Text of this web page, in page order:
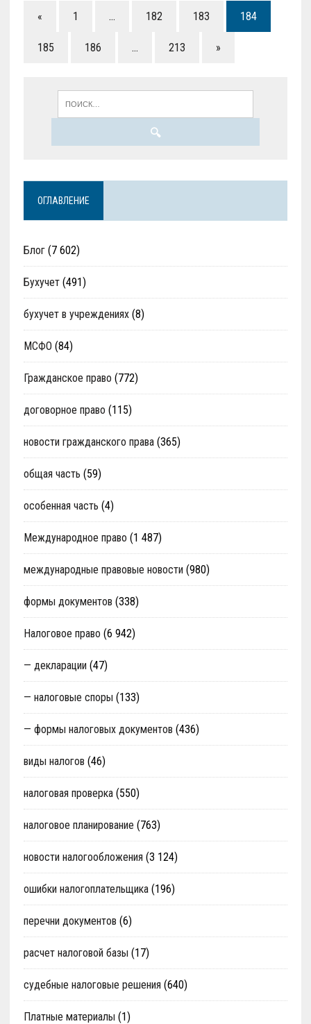
« 1 … 182 183 184
185 186 … 213 »
ОГЛАВЛЕНИЕ
Блог(7 602)
Бухучет(491)
бухучет в учреждениях(8)
МСФО (84)
Гражданское право (772)
договорное право (115)
новости гражданского права(365)
общая часть (59)
особенная часть (4)
Международное право (1 487)
международные правовые новости (980)
формы документов (338)
Налоговое право (6 942)
— декларации (47)
— налоговые споры (133)
— формы налоговых документов (436)
виды налогов (46)
налоговая проверка(550)
налоговое планирование (763)
новости налогообложения (3 124)
ошибки налогоплательщика(196)
перечни документов (6)
расчет налоговой базы (17)
судебные налоговые решения (640)
Платные материалы (1)